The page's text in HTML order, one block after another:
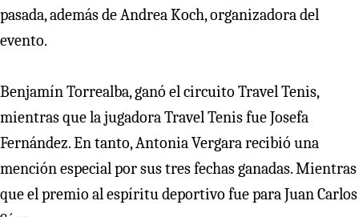
pasada, además de Andrea Koch, organizadora del
evento.
Benjamín Torrealba, ganó el circuito Travel Tenis,
mientras que la jugadora Travel Tenis fue Josefa
Fernández. En tanto, Antonia Vergara recibió una
mención especial por sus tres fechas ganadas. Mientras
que el premio al espíritu deportivo fue para Juan Carlos